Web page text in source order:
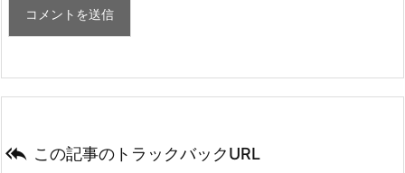
 この記事のトラックバックURL